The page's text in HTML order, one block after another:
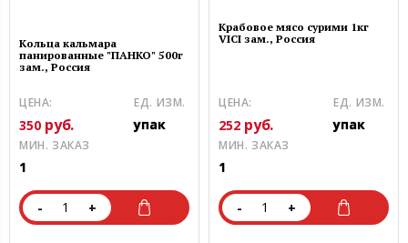
Кольца кальмара
панированные "ПАНКО" 500г
зам., Россия
ЦЕНА:
350 руб. упак
ЕД. ИЗМ.
1
МИН. ЗАКАЗ
- +
Крабовое мясо сурими 1кг
VICI зам., Россия
ЦЕНА:
252 руб. упак
ЕД. ИЗМ.
1
МИН. ЗАКАЗ
- +